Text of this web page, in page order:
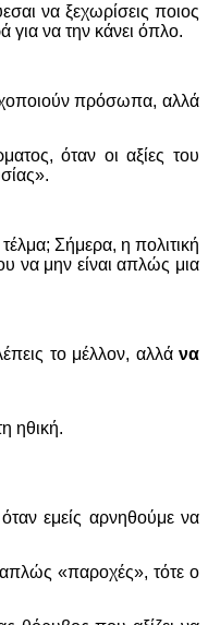
να ξεχωρίσεις ποιος
για να την κάνει όπλο.
πρόσωπα, αλλά
όταν οι αξίες του
Σήμερα, η πολιτική
να μην είναι απλώς μια
το μέλλον, αλλάνα
ηθική.
εμείς αρνηθούμε να
«παροχές», τότε ο